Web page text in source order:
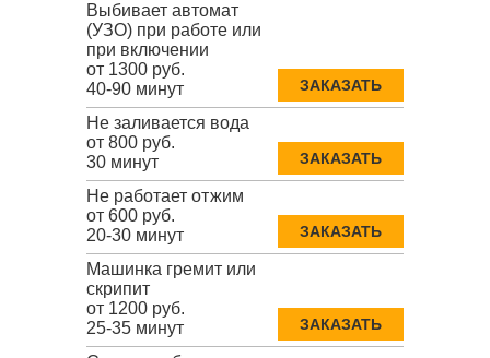
Выбивает автомат
(УЗО) при работе или
при включении
от 1300 руб.
40-90 минут
ЗАКАЗАТЬ
Не заливается вода
от 800 руб.
30 минут
ЗАКАЗАТЬ
Не работает отжим
от 600 руб.
20-30 минут
ЗАКАЗАТЬ
Машинка гремит или
скрипит
от 1200 руб.
25-35 минут
ЗАКАЗАТЬ